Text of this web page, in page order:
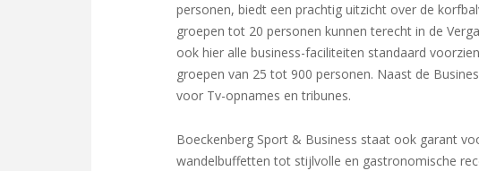
personen, biedt een prachtig uitzicht over de
groepen tot 20 personen kunnen terecht in de
ook hier alle business-faciliteiten standaard
groepen van 25 tot 900 personen. Naast de
voor Tv-opnames en tribunes.
Boeckenberg Sport & Business staat ook garant
wandelbuffetten tot stijlvolle en gastronomische